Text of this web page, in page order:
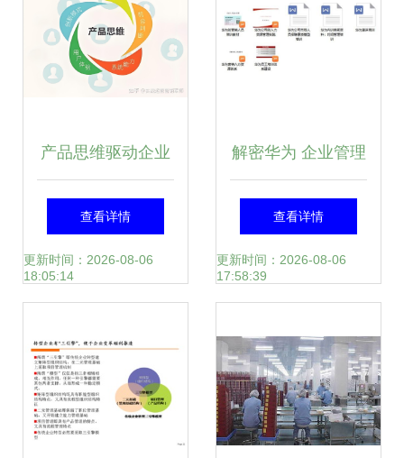
理
产品思维驱动企业
营销管理 从洞察需
求到价值共创
查看详情
更新时间：2026-08-06
18:05:14
解密华为 企业管理
精华速递，今日限
时领
查看详情
更新时间：2026-08-06
17:58:39